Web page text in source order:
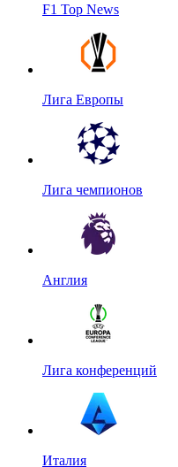
F1 Top News
Лига Европы
Лига чемпионов
Англия
Лига конференций
Италия